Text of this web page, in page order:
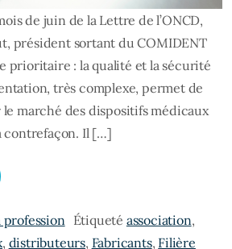
de juin de la Lettre de l’ONCD,
président sortant du COMIDENT
prioritaire : la qualité et la sécurité
très complexe, permet de
marché des dispositifs médicaux
contrefaçon. Il […]
Tribune : le Comident et ses
profession Étiqueté association,
, distributeurs, Fabricants, Filière